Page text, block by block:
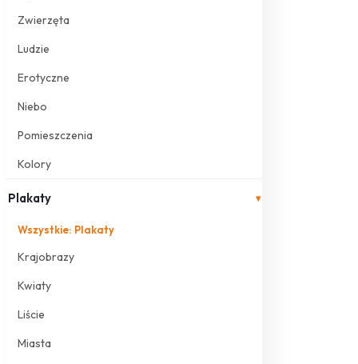
Zwierzęta
Ludzie
Erotyczne
Niebo
Pomieszczenia
Kolory
Plakaty ▾
Wszystkie: Plakaty
Krajobrazy
Kwiaty
Liście
Miasta